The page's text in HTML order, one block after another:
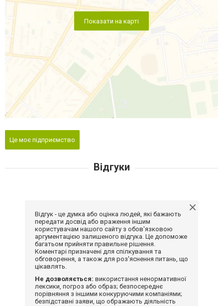
Показати на карті
Це моє підприємство
Відгуки
Відгук - це думка або оцінка людей, які бажають
передати досвід або враження іншим
користувачам нашого сайту з обов'язковою
аргументацією залишеного відгука. Це допоможе
багатьом прийняти правильне рішення.
Коментарі призначені для спілкування та
обговорення, а також для роз'яснення питань, що
цікавлять.
Не дозволяється: використання ненормативної
лексики, погроз або образ; безпосереднє
порівняння з іншими конкуруючими компаніями;
безпідставні заяви, що ображають діяльність